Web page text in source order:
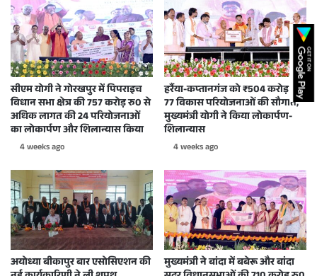
सीएम योगी ने गोरखपुर में पिपराइच
विधान सभा क्षेत्र की 757 करोड़ रु0 से
अधिक लागत की 24 परियोजनाओं
का लोकार्पण और शिलान्यास किया
4 weeks ago
हर्रैया-कप्तानगंज को ₹504 करोड़ की
77 विकास परियोजनाओं की सौगात,
मुख्यमंत्री योगी ने किया लोकार्पण-
शिलान्यास
4 weeks ago
अयोध्या बीकापुर बार एसोसिएशन की मुख्यमंत्री ने बांदा में बबेरू और बांदा